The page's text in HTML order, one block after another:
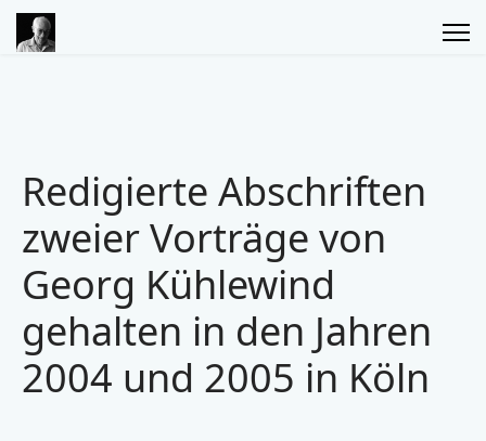
Redigierte Abschriften
zweier Vorträge von
Georg Kühlewind
gehalten in den Jahren
2004 und 2005 in Köln